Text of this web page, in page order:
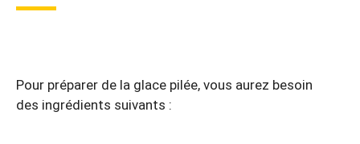
Pour préparer de la glace pilée, vous aurez besoin
des ingrédients suivants :